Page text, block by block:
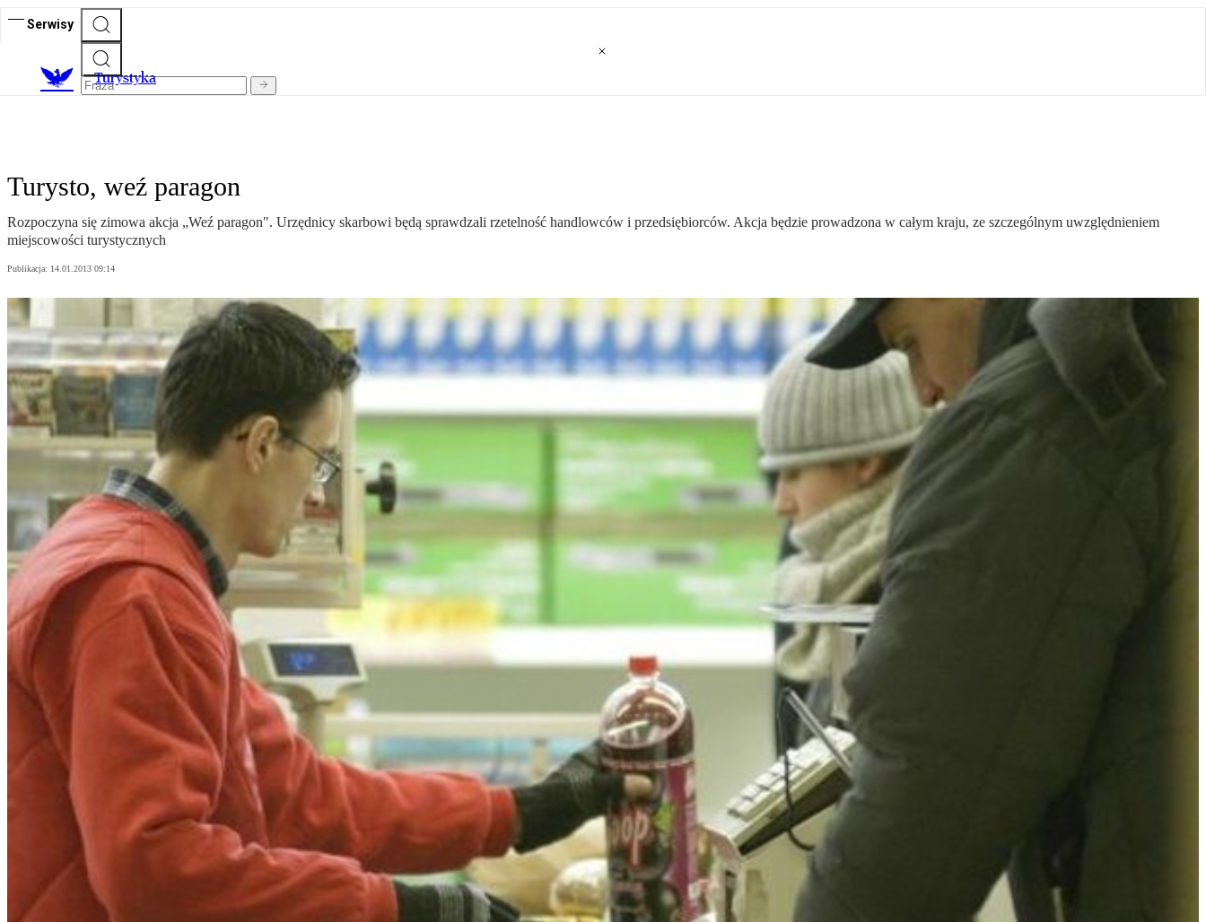
Serwisy
Turystyka
Turysto, weź paragon
Rozpoczyna się zimowa akcja „Weź paragon". Urzędnicy skarbowi będą sprawdzali rzetelność handlowców i przedsiębiorców. Akcja będzie prowadzona w całym kraju, ze szczególnym uwzględnieniem
miejscowości turystycznych
Publikacja: 14.01.2013 09:14